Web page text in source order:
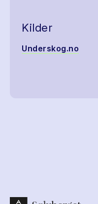
Kilder
Underskog.no